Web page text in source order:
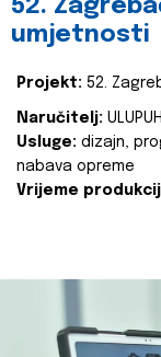
52.
umjetnosti
Projekt: 52.
Naručitelj: ULUPUH
Usluge: dizajn,
nabava opreme
Vrijeme